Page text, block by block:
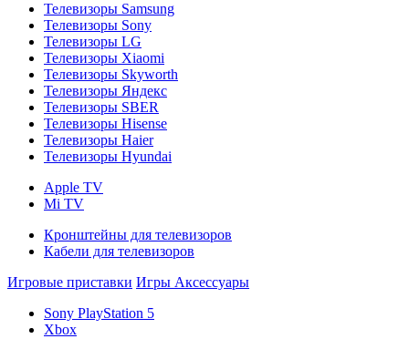
Телевизоры Samsung
Телевизоры Sony
Телевизоры LG
Телевизоры Xiaomi
Телевизоры Skyworth
Телевизоры Яндекс
Телевизоры SBER
Телевизоры Hisense
Телевизоры Haier
Телевизоры Hyundai
Apple TV
Mi TV
Кронштейны для телевизоров
Кабели для телевизоров
Игровые приставки Игры Аксессуары
Sony PlayStation 5
Xbox